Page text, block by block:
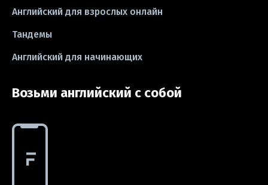
Английский для взрослых онлайн
Тандемы
Английский для начинающих
Возьми английский с собой